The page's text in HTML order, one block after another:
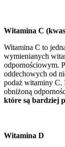
Witamina C
Witamina C to
wymienianych
odpornościowym.
oddechowych od
podaż witaminy C.
obniżoną
które są bardziej
Witamina D